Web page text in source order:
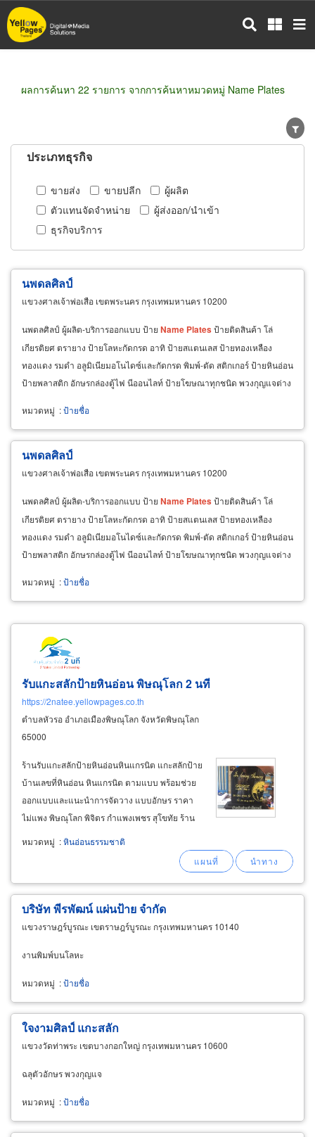
ข้าม
ไป
ผลการค้นหา 22 รายการ จากการค้นหาหมวดหมู่ Name Plates
ประเภทธุรกิจ
ขายส่ง ขายปลีก
ผู้ผลิต
ตัวแทนจัดจำหน่าย
ผู้ส่งออก/นำเข้า
ธุรกิจบริการ
นพดลศิลป์
แขวงศาลเจ้าพ่อเสือ เขตพระนคร กรุงเทพมหานคร 10200
นพดลศิลป์ ผู้ผลิต-บริการออกแบบ ป้าย Name Platesป้ายติดสินค้า โล่
เกียรติยศ ตรายาง ป้ายโลหะกัดกรด อาทิ ป้ายสแตนเลส ป้ายทองเหลือง
ทองแดง รมดำ อลูมิเนียมอโนไดซ์และกัดกรด พิมพ์-ตัด สติกเกอร์ ป้ายหินอ่อน
ป้ายพลาสติก อักษรกล่องตู้ไฟ นีออนไลท์ ป้ายโฆษณาทุกชนิด พวงกุญแจต่าง
หมวดหมู่ :ป้ายชื่อ
นพดลศิลป์
แขวงศาลเจ้าพ่อเสือ เขตพระนคร กรุงเทพมหานคร 10200
นพดลศิลป์ ผู้ผลิต-บริการออกแบบ ป้าย Name Platesป้ายติดสินค้า โล่
เกียรติยศ ตรายาง ป้ายโลหะกัดกรด อาทิ ป้ายสแตนเลส ป้ายทองเหลือง
ทองแดง รมดำ อลูมิเนียมอโนไดซ์และกัดกรด พิมพ์-ตัด สติกเกอร์ ป้ายหินอ่อน
ป้ายพลาสติก อักษรกล่องตู้ไฟ นีออนไลท์ ป้ายโฆษณาทุกชนิด พวงกุญแจต่าง
หมวดหมู่ :ป้ายชื่อ
รับแกะสลักป้ายหินอ่อน พิษณุโลก 2 นที
https://2natee.yellowpages.co.th
ตำบลหัวรอ อำเภอเมืองพิษณุโลก จังหวัดพิษณุโลก
65000
ร้านรับแกะสลักป้ายหินอ่อนหินแกรนิต แกะสลักป้าย
บ้านเลขที่หินอ่อน หินแกรนิต ตามแบบ พร้อมช่วย
ออกแบบและแนะนำการจัดวาง แบบอักษร ราคา
ไม่แพง พิษณุโลก พิจิตร กำแพงเพชร สุโขทัย ร้าน
สวยงามและทนทานได้เพื่อใช้ในการตกแต่งห้อง
สำนักงานหรือบ้านของคุณ การทำป้ายแกะสลักหิน
แกรนิตจะทำให้ป้ายดูดึงดูดีมีความอันเป็นสมเป็น
หน้าและทันสมัยมากขึ้นด้วยความทันสมัยของ
กระแสสถาปัตยกรรมที่สวยงาม
หมวดหมู่ :หินอ่อนธรรมชาติ
บริษัท พีรพัฒน์ แผ่นป้าย จำกัด
แขวงราษฎร์บูรณะ เขตราษฎร์บูรณะ กรุงเทพมหานคร 10140
งานพิมพ์บนโลหะ
หมวดหมู่ :ป้ายชื่อ
ใจงามศิลป์ แกะสลัก
แขวงวัดท่าพระ เขตบางกอกใหญ่ กรุงเทพมหานคร 10600
ฉลุตัวอักษร พวงกุญแจ
หมวดหมู่ :ป้ายชื่อ